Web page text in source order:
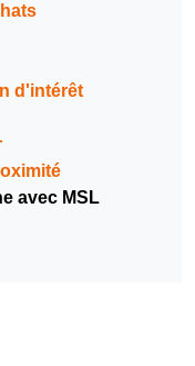
d'intérêt
avec MSL